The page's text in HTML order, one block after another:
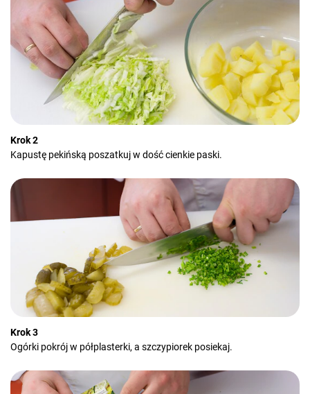
Krok 2
Kapustę pekińską poszatkuj w dość cienkie paski.
Krok 3
Ogórki pokrój w półplasterki, a szczypiorek posiekaj.